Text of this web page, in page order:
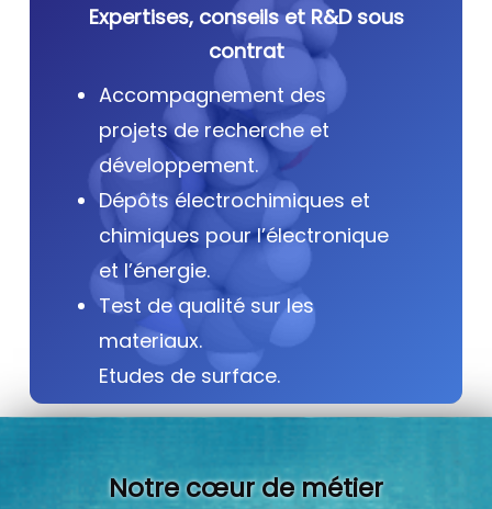
Expertises, conseils et R&D sous
contrat
Accompagnement des
projets de recherche et
développement.
Dépôts électrochimiques et
chimiques pour l’électronique
et l’énergie.
Test de qualité sur les
materiaux.
Etudes de surface.
Notre cœur de métier